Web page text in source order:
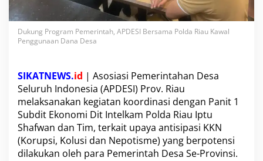
t
h
,
D
E
S
I
B
e
r
s
a
Dukung Program Pemerintah, APDESI Bersama Polda Riau Kawal
Penggunaan Dana Desa
SIKATNEWS.id | Asosiasi Pemerintahan Desa
Seluruh Indonesia (APDESI) Prov. Riau
melaksanakan kegiatan koordinasi dengan Panit 1
Subdit Ekonomi Dit Intelkam Polda Riau Iptu
Shafwan dan Tim, terkait upaya antisipasi KKN
(Korupsi, Kolusi dan Nepotisme) yang berpotensi
dilakukan oleh para Pemerintah Desa Se-Provinsi.